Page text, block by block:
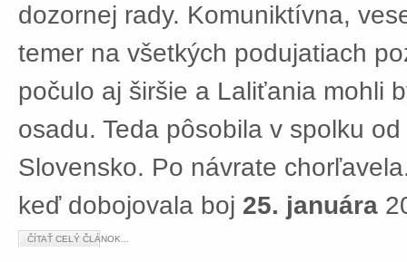
dozornej rady. Komuniktívna,
temer na všetkých podujatiach
počulo aj širšie a Laliťania mohli
osadu. Teda pôsobila v spolku
Slovensko. Po návrate
keď dobojovala boj 25. januára
ČÍTAŤ CELÝ ČLÁNOK...